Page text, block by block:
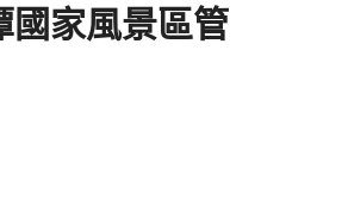
國家風景區管